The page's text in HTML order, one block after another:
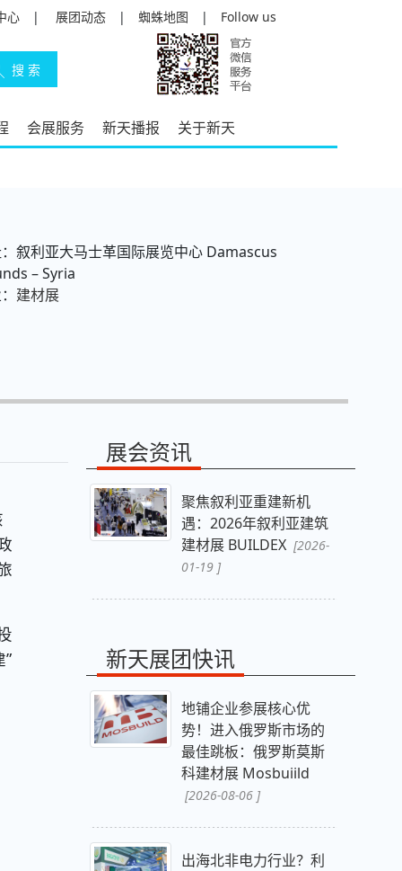
心 | 展团动态 | 蜘蛛地图 | Follow us
会展服务 新天播报 关于新天
叙利亚大马士革国际展览中心 Damascus
– Syria
建材展
展会资讯
聚焦叙利亚重建新机
遇：2026年叙利亚建筑
建材展 BUILDEX [2026-
01-19 ]
新天展团快讯
地铺企业参展核心优
势！进入俄罗斯市场的
最佳跳板：俄罗斯莫斯
科建材展 Mosbuiild
[2026-08-06 ]
出海北非电力行业？利